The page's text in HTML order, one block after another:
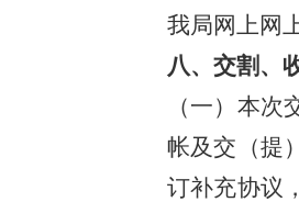
我局网上网
八、交割、
（一）本
帐及交（提
订补充协议